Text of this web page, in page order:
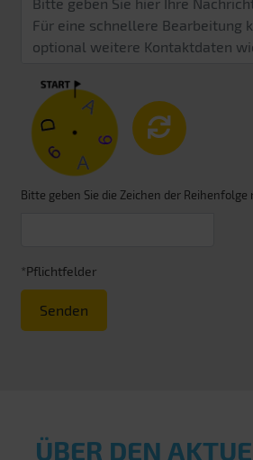
Bitte geben Sie die Zeichen der Reihenfolge
*Pflichtfelder
Senden
ÜBER DEN